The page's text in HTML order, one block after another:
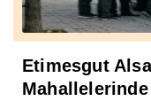
Etimesgut
Mahallelerinde